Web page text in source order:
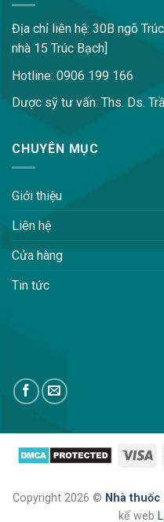
Địa chỉ liên hệ: 30B ngõ
nhà 15 Trúc Bạch]
Hotline: 0906 199 166
Dược sỹ tư vấn: Ths. Ds.
CHUYÊN MỤC
Giới thiệu
Liên hệ
Cửa hàng
Tin tức
Copyright 2026 © Nhà
kế web